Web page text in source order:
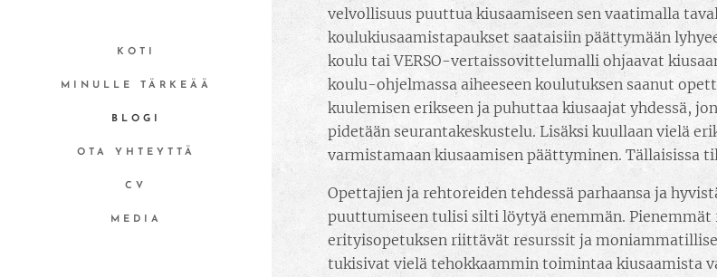
KOTI
MINULLE TÄRKEÄÄ
BLOGI
OTA YHTEYTTÄ
CV
MEDIA
velvollisuus puuttua kiusaamiseen sen vaatimalla
koulukiusaamistapaukset saataisiin päättymään
koulu tai VERSO-vertaissovittelumalli ohjaavat
koulu-ohjelmassa aiheeseen koulutuksen saanut
kuulemisen erikseen ja puhuttaa kiusaajat yhdessä,
pidetään seurantakeskustelu. Lisäksi kuullaan vielä
varmistamaan kiusaamisen päättyminen. Tällaisissa
Opettajien ja rehtoreiden tehdessä parhaansa ja
puuttumiseen tulisi silti löytyä enemmän.
erityisopetuksen riittävät resurssit ja
tukisivat vielä tehokkaammin toimintaa kiusaamista